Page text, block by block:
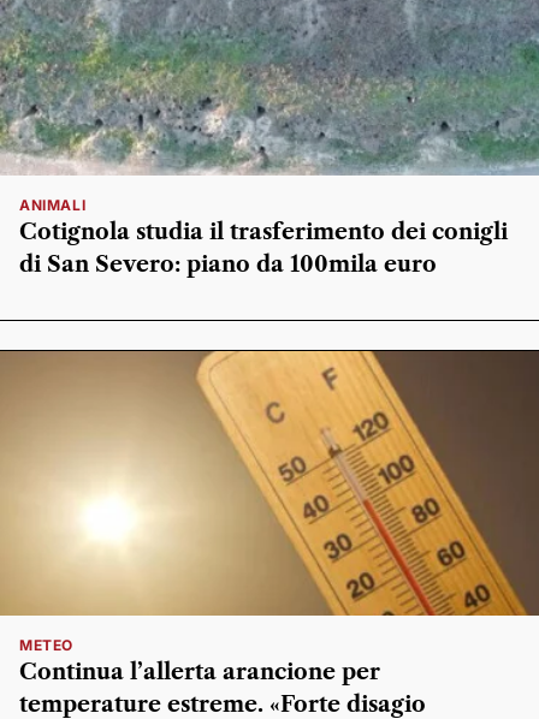
ANIMALI
Cotignola studia il trasferimento dei conigli
di San Severo: piano da 100mila euro
METEO
Continua l’allerta arancione per
temperature estreme. «Forte disagio